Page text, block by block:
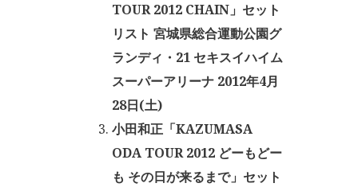
TOUR 2012 CHAIN」セット
リスト 宮城県総合運動公園グ
ランディ・21 セキスイハイム
スーパーアリーナ 2012年4月
28日(土)
小田和正「KAZUMASA
ODA TOUR 2012 どーもどー
も その日が来るまで」セット